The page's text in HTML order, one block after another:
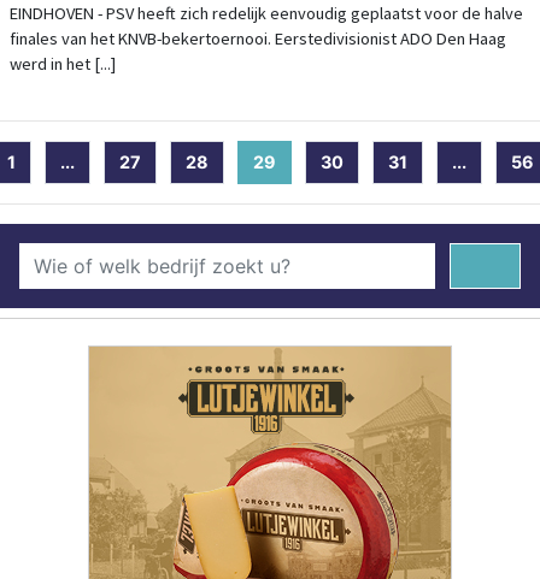
EINDHOVEN - PSV heeft zich redelijk eenvoudig geplaatst voor de halve
finales van het KNVB-bekertoernooi. Eerstedivisionist ADO Den Haag
werd in het [...]
1 ... 27 28 29 (current)
30 31 ... 56